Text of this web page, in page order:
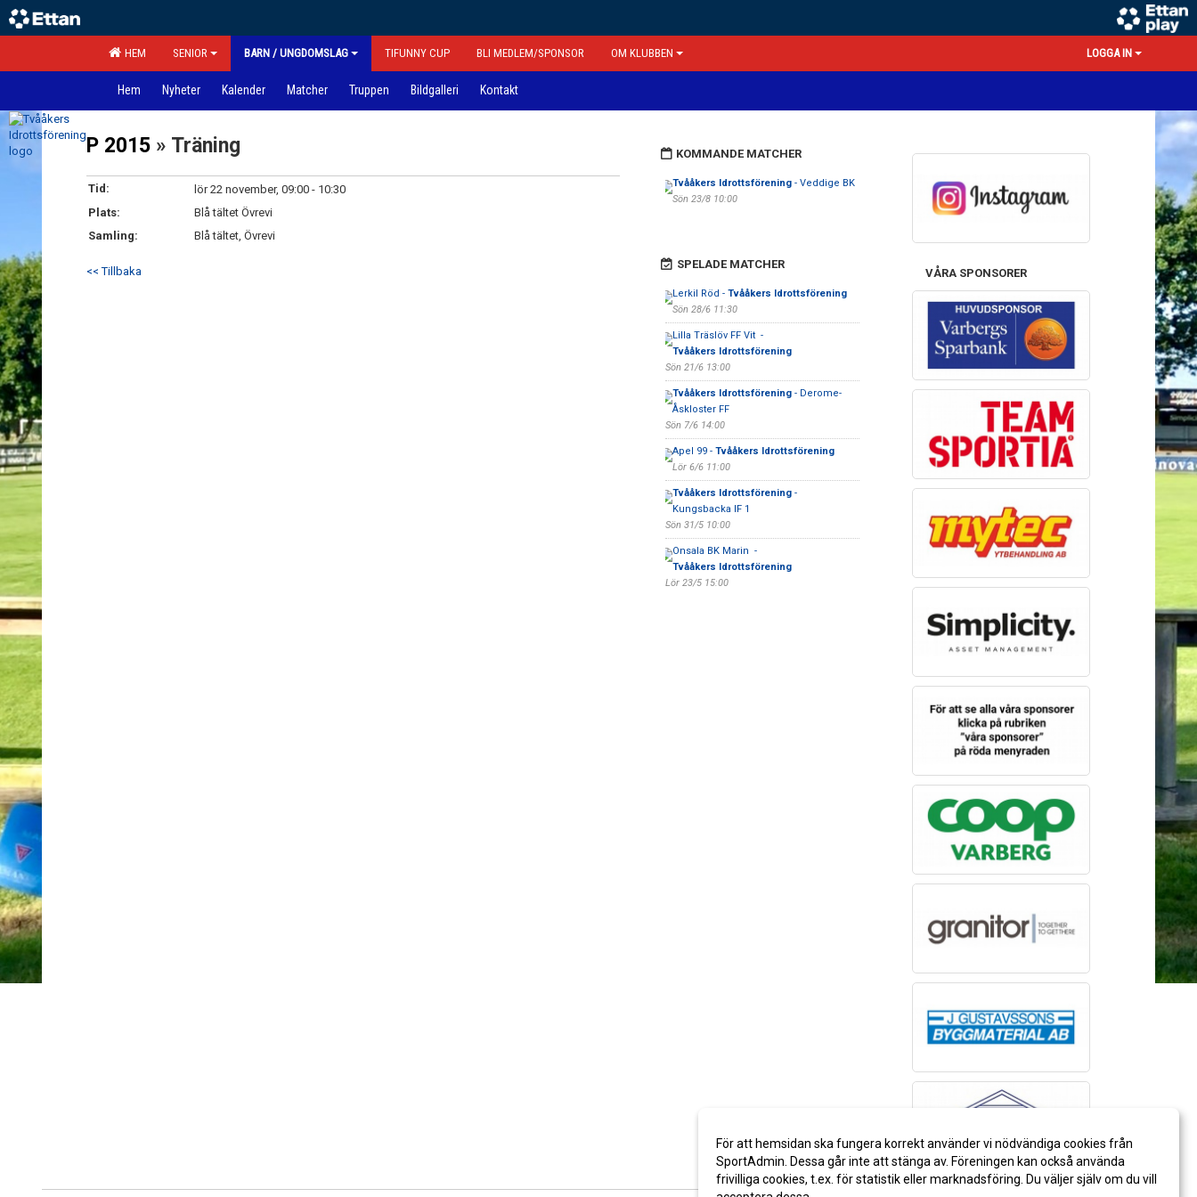
HEM SENIOR BARN / UNGDOMSLAG TIFUNNY CUP BLI MEDLEM/SPONSOR OM KLUBBEN LOGGA IN
Hem Nyheter Kalender Matcher Truppen Bildgalleri Kontakt
P 2015 » Träning
Tid:
lör 22 november, 09:00 - 10:30
Plats:
Blå tältet Övrevi
Samling:
Blå tältet, Övrevi
<< Tillbaka
KOMMANDE MATCHER
Tvååkers Idrottsförening- Veddige BK
Sön 23/8 10:00
SPELADE MATCHER
Lerkil Röd - Tvååkers Idrottsförening
Sön 28/6 11:30
Lilla Träslöv FF Vit -
Tvååkers Idrottsförening
Sön 21/6 13:00
Tvååkers Idrottsförening- Derome-
Åskloster FF
Sön 7/6 14:00
Apel 99 - Tvååkers Idrottsförening
Lör 6/6 11:00
Tvååkers Idrottsförening-
Kungsbacka IF 1
Sön 31/5 10:00
Onsala BK Marin -
Tvååkers Idrottsförening
Lör 23/5 15:00
VÅRA SPONSORER
För att hemsidan ska fungera korrekt använder vi nödvändiga cookies från
SportAdmin. Dessa går inte att stänga av. Föreningen kan också använda
frivilliga cookies, t.ex. för statistik eller marknadsföring. Du väljer själv om du vill